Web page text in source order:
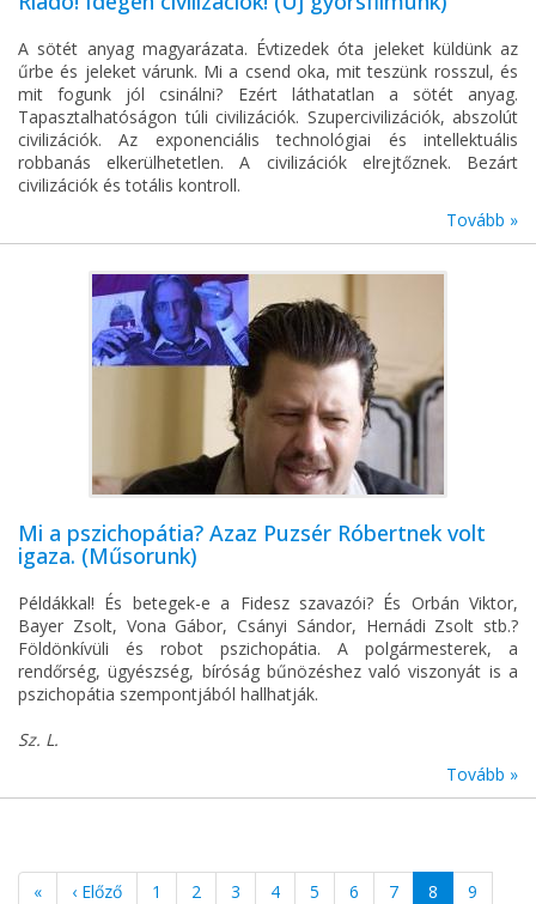
A sötét anyag magyarázata. Évtizedek óta jeleket küldünk az
űrbe és jeleket várunk. Mi a csend oka, mit teszünk rosszul, és
mit fogunk jól csinálni? Ezért láthatatlan a sötét anyag.
Tapasztalhatóságon túli civilizációk. Szupercivilizációk, abszolút
civilizációk. Az exponenciális technológiai és intellektuális
robbanás elkerülhetetlen. A civilizációk elrejtőznek. Bezárt
civilizációk és totális kontroll.
Tovább »
Mi a pszichopátia? Azaz Puzsér Róbertnek volt
igaza. (Műsorunk)
Példákkal! És betegek-e a Fidesz szavazói? És Orbán Viktor,
Bayer Zsolt, Vona Gábor, Csányi Sándor, Hernádi Zsolt stb.?
Földönkívüli és robot pszichopátia. A polgármesterek, a
rendőrség, ügyészség, bíróság bűnözéshez való viszonyát is a
pszichopátia szempontjából hallhatják.
Sz. L.
Tovább »
« ‹ Előző 1 2 3 4 5 6 7 8
9